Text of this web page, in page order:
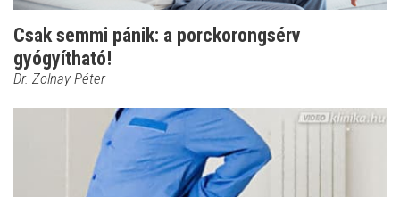
Csak semmi pánik: a porckorongsérv
gyógyítható!
Dr. Zolnay Péter